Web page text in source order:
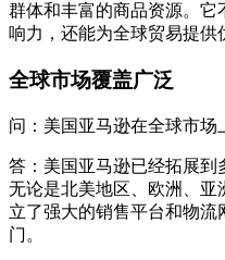
群体和丰富的商品资源。
响力，还能为全球贸易提供
全球市场覆盖广泛
问：美国亚马逊在全球市场
答：美国亚马逊已经拓展到
无论是北美地区、欧洲、亚
立了强大的销售平台和物
门。